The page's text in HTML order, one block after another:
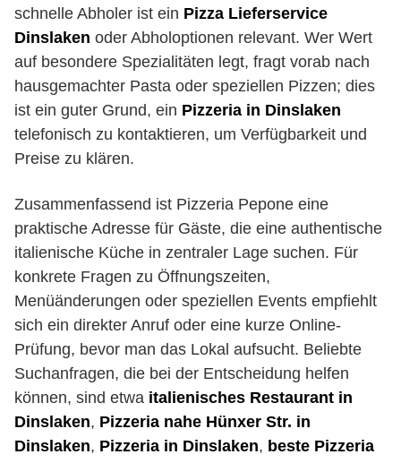
schnelle Abholer ist ein Pizza Lieferservice
Dinslaken oder Abholoptionen relevant. Wer Wert
auf besondere Spezialitäten legt, fragt vorab nach
hausgemachter Pasta oder speziellen Pizzen; dies
ist ein guter Grund, ein Pizzeria in Dinslaken
telefonisch zu kontaktieren, um Verfügbarkeit und
Preise zu klären.
Zusammenfassend ist Pizzeria Pepone eine
praktische Adresse für Gäste, die eine authentische
italienische Küche in zentraler Lage suchen. Für
konkrete Fragen zu Öffnungszeiten,
Menüänderungen oder speziellen Events empfiehlt
sich ein direkter Anruf oder eine kurze Online-
Prüfung, bevor man das Lokal aufsucht. Beliebte
Suchanfragen, die bei der Entscheidung helfen
können, sind etwa italienisches Restaurant in
Dinslaken, Pizzeria nahe Hünxer Str. in
Dinslaken, Pizzeria in Dinslaken, beste Pizzeria